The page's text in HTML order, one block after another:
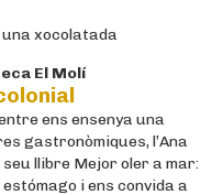
xocolatada
El Molí
ens ensenya una
gastronòmiques, l’Ana
llibre Mejor oler a mar:
i ens convida a